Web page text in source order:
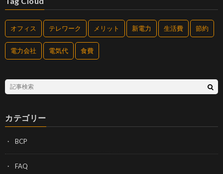
オフィス テレワーク メリット 新電力 生活費 節約
電力会社 電気代 食費
カテゴリー
BCP
FAQ